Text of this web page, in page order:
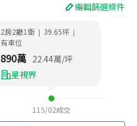
編輯篩選條件
2房2廳1衛 | 39.65坪 |
有車位
890萬 22.44萬/坪
星視界
115/02成交